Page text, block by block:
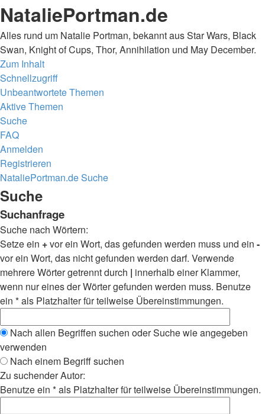
NataliePortman.de
Alles rund um Natalie Portman, bekannt aus Star Wars, Black
Swan, Knight of Cups, Thor, Annihilation und May December.
Zum Inhalt
Schnellzugriff
Unbeantwortete Themen
Aktive Themen
Suche
FAQ
Anmelden
Registrieren
NataliePortman.deSuche
Suche
Suchanfrage
Suche nach Wörtern:
Setze ein +vor ein Wort, das gefunden werden muss und ein -
vor ein Wort, das nicht gefunden werden darf. Verwende
mehrere Wörter getrennt durch | innerhalb einer Klammer,
wenn nur eines der Wörter gefunden werden muss. Benutze
ein * als Platzhalter für teilweise Übereinstimmungen.
Nach allen Begriffen suchen oder Suche wie angegeben
verwenden
Nach einem Begriff suchen
Zu suchender Autor:
Benutze ein * als Platzhalter für teilweise Übereinstimmungen.